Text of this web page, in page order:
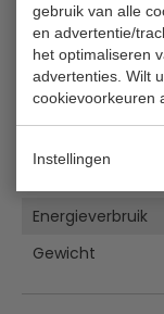
gebruik van alle
en advertentie/
het optimaliseren
advertenties. Wilt
cookievoorkeuren
Instellingen
Model
Kleur
Temperatuur
Energieverbruik
Gewicht